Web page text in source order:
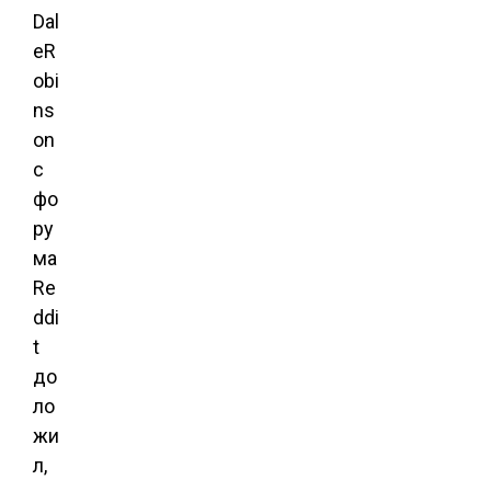
Dal
eR
obi
ns
on
с
фо
ру
ма
Re
ddi
t
до
ло
жи
л,